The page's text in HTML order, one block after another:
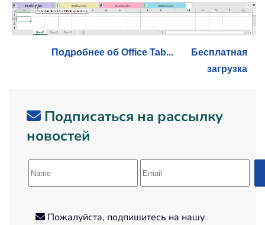
Подробнее об Office Tab...
Бесплатная
загрузка
Подписаться на рассылку
новостей
Пожалуйста, подпишитесь на нашу